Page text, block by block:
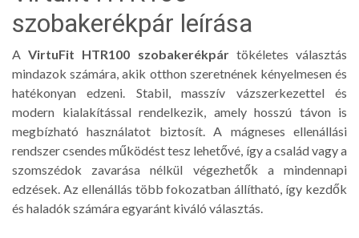
szobakerékpár leírása
AVirtuFit HTR100 szobakerékpártökéletes választás
mindazok számára, akik otthon szeretnének kényelmesen és
hatékonyan edzeni. Stabil, masszív vázszerkezettel és
modern kialakítással rendelkezik, amely hosszú távon is
megbízható használatot biztosít. A mágneses ellenállási
rendszer csendes működést tesz lehetővé, így a család vagy a
szomszédok zavarása nélkül végezhetők a mindennapi
edzések. Az ellenállás több fokozatban állítható, így kezdők
és haladók számára egyaránt kiváló választás.